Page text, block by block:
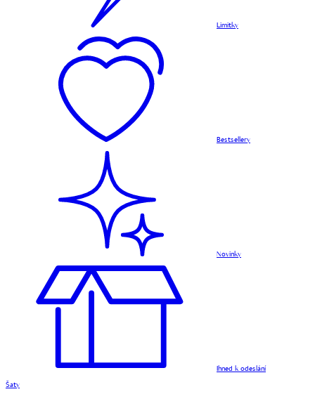
Limitky
Bestsellery
Novinky
Ihned k odeslání
Šaty